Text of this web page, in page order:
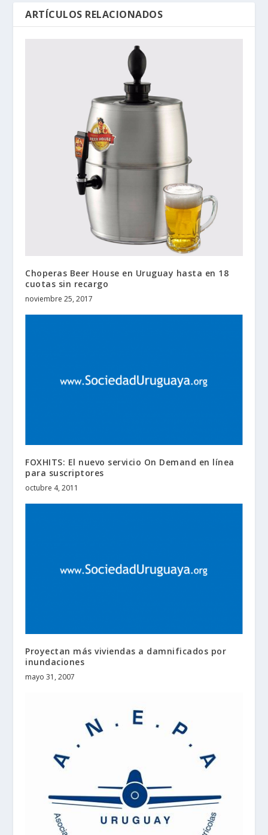
ARTÍCULOS RELACIONADOS
Choperas Beer House en Uruguay hasta en 18
cuotas sin recargo
noviembre 25, 2017
FOXHITS: El nuevo servicio On Demand en línea
para suscriptores
octubre 4, 2011
Proyectan más viviendas a damnificados por
inundaciones
mayo 31, 2007